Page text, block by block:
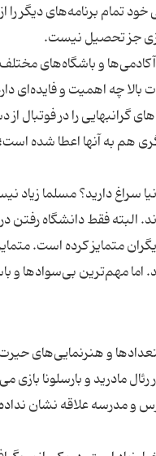
تمام برنامه‌های دیگر
جز تحصیل نیست.
آکادمی‌ها و باشگاه‌های
چه اهمیت و فایده‌ای
را در فوتبال از
هم به آنها اعطا شده
سراغ دارید؟ مسلما زیاد
البته فقط دانشگاه رفتن
متمایز کرده است.
اما مهم‌ترین بی‌سوادها
و هنرنمایی‌های
رئال مادرید و بارسلونا
و مدرسه علاقه نشان